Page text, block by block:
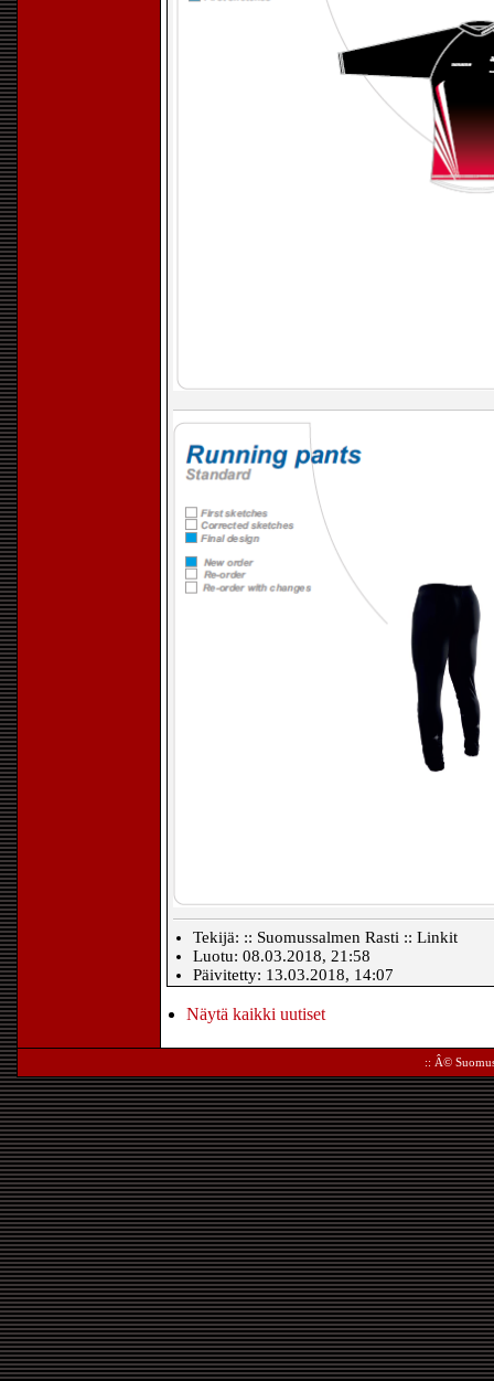
Tekijä: :: Suomussalmen Rasti :: Linkit
Luotu: 08.03.2018, 21:58
Päivitetty: 13.03.2018, 14:07
Näytä kaikki uutiset
:: Â©